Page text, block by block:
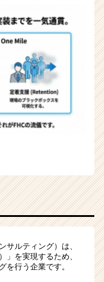
サルティング）は、
」を実現するため、
を行う企業です。